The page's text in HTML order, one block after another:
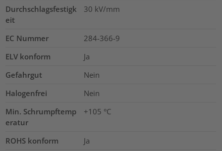
Durchschlagsfestigk
eit
30 kV/mm
EC Nummer
284-366-9
ELV konform
Ja
Gefahrgut
Nein
Halogenfrei
Nein
Min. Schrumpftemp
eratur
+105 °C
ROHS konform
Ja